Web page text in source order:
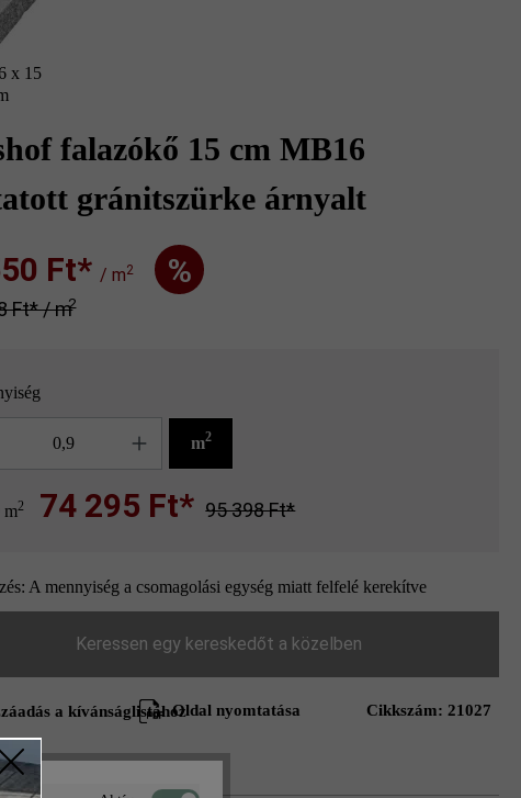
x 15
falazókő 15 cm MB16
gránitszürke árnyalt
Ft‎‎‎*/ m2 %
Ft‎‎‎* / m2
m2
m2 74 295 Ft* 95 398 Ft*
A mennyiség a csomagolási egység miatt felfelé kerekítve
Keressen egy kereskedőt a közelben
a kívánságlistáhozOldal nyomtatása Cikkszám: 21027